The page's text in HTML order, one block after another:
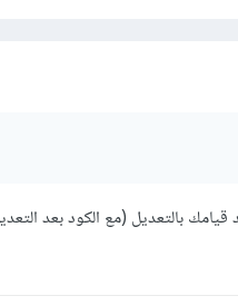
بالتعديل (مع الكود بعد